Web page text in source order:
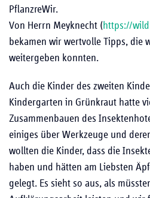
PflanzreWir.
Von Herrn Meyknecht (https://
bekamen wir wertvolle Tipps, die
weitergeben konnten.
Auch die Kinder des zweiten
Kindergarten in Grünkraut hatte
Zusammenbauen des
einiges über Werkzeuge und
wollten die Kinder, dass die
haben und hätten am Liebsten
gelegt. Es sieht so aus, als